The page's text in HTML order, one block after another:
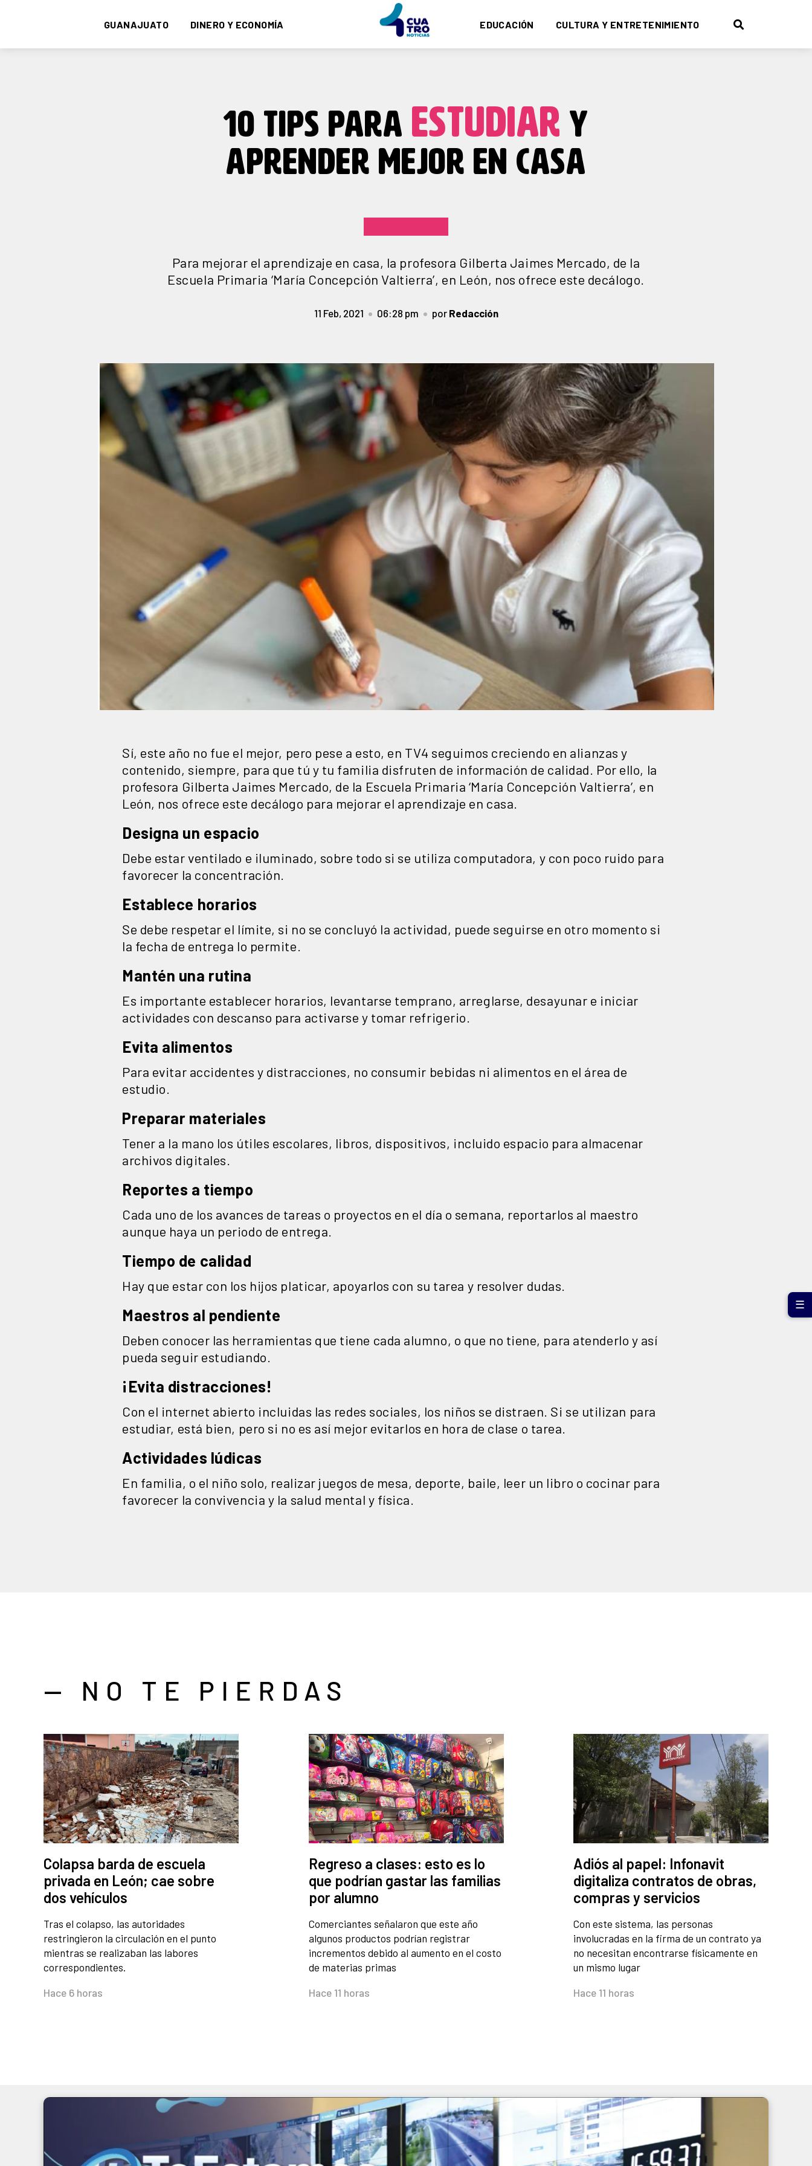
GUANAJUATO DINERO Y ECONOMÍA EDUCACIÓN CULTURA Y ENTRETENIMIENTO
10 TIPS PARA ESTUDIAR Y
APRENDER MEJOR EN CASA
Para mejorar el aprendizaje en casa, la profesora Gilberta Jaimes Mercado, de la
Escuela Primaria ‘María Concepción Valtierra’, en León, nos ofrece este decálogo.
11 Feb, 2021 06:28 pm por Redacción
Sí, este año no fue el mejor, pero pese a esto, en TV4 seguimos creciendo en alianzas y
contenido, siempre, para que tú y tu familia disfruten de información de calidad. Por ello, la
profesora Gilberta Jaimes Mercado, de la Escuela Primaria ‘María Concepción Valtierra’, en
León, nos ofrece este decálogo para mejorar el aprendizaje en casa.
Designa un espacio
Debe estar ventilado e iluminado, sobre todo si se utiliza computadora, y con poco ruido para
favorecer la concentración.
Establece horarios
Se debe respetar el límite, si no se concluyó la actividad, puede seguirse en otro momento si
la fecha de entrega lo permite.
Mantén una rutina
Es importante establecer horarios, levantarse temprano, arreglarse, desayunar e iniciar
actividades con descanso para activarse y tomar refrigerio.
Evita alimentos
Para evitar accidentes y distracciones, no consumir bebidas ni alimentos en el área de
estudio.
Preparar materiales
Tener a la mano los útiles escolares, libros, dispositivos, incluido espacio para almacenar
archivos digitales.
Reportes a tiempo
Cada uno de los avances de tareas o proyectos en el día o semana, reportarlos al maestro
aunque haya un periodo de entrega.
Tiempo de calidad
Hay que estar con los hijos platicar, apoyarlos con su tarea y resolver dudas.
Maestros al pendiente
Deben conocer las herramientas que tiene cada alumno, o que no tiene, para atenderlo y así
pueda seguir estudiando.
¡Evita distracciones!
Con el internet abierto incluidas las redes sociales, los niños se distraen. Si se utilizan para
estudiar, está bien, pero si no es así mejor evitarlos en hora de clase o tarea.
Actividades lúdicas
En familia, o el niño solo, realizar juegos de mesa, deporte, baile, leer un libro o cocinar para
favorecer la convivencia y la salud mental y física.
— NO TE PIERDAS
Colapsa barda de escuela
privada en León; cae sobre
dos vehículos
Tras el colapso, las autoridades
restringieron la circulación en el punto
mientras se realizaban las labores
correspondientes.
Hace 6 horas
Regreso a clases: esto es lo
que podrían gastar las familias
por alumno
Comerciantes señalaron que este año
algunos productos podrían registrar
incrementos debido al aumento en el costo
de materias primas
Hace 11 horas
Adiós al papel: Infonavit
digitaliza contratos de obras,
compras y servicios
Con este sistema, las personas
involucradas en la firma de un contrato ya
no necesitan encontrarse físicamente en
un mismo lugar
Hace 11 horas
☰